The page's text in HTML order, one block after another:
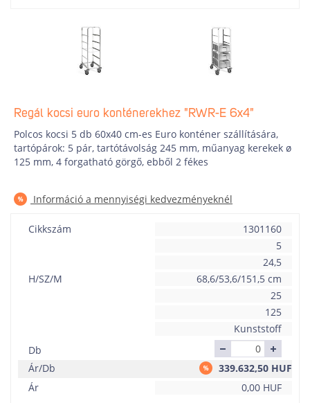
Regál kocsi euro konténerekhez "RWR-E 6x4"
Polcos kocsi 5 db 60x40 cm-es Euro konténer szállítására,
tartópárok: 5 pár, tartótávolság 245 mm, műanyag kerekek ø
125 mm, 4 forgatható görgő, ebből 2 fékes
Információ a mennyiségi kedvezményeknél
Cikkszám
1301160
5
24,5
H/SZ/M
68,6/53,6/151,5 cm
25
125
Kunststoff
Db
Ár/Db
339.632,50 HUF
Ár
0,00 HUF